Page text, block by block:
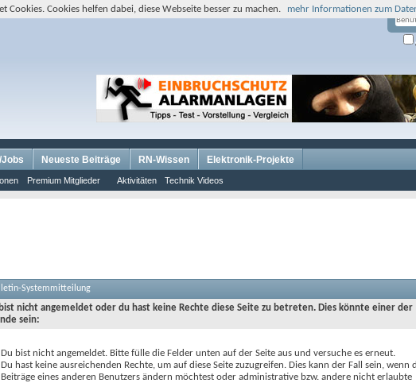
Premium Mitglieder Aktivitäten Technik Videos
Jobs Neueste Beiträge RN-Wissen Elektronik-Projekte
Systemmitteilung
nicht angemeldet oder du hast keine Rechte diese Seite zu betreten. Dies könnte einer der
sein:
Du bist nicht angemeldet. Bitte fülle die Felder unten auf der Seite aus und versuche es erneut.
Du hast keine ausreichenden Rechte, um auf diese Seite zuzugreifen. Dies kann der Fall sein, wenn
Beiträge eines anderen Benutzers ändern möchtest oder administrative bzw. andere nicht erlaubte
Cookies. Cookies helfen dabei, diese Webseite besser zu machen. mehr Informationen zum